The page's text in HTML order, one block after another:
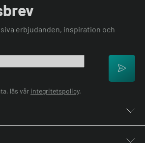
erbjudanden, inspiration och
läs vår integritetspolicy.